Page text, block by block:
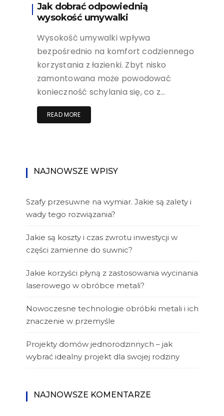
Jak dobrać odpowiednią
wysokość umywalki
Wysokość umywalki wpływa
bezpośrednio na komfort codziennego
korzystania z łazienki. Zbyt nisko
zamontowana może powodować
konieczność schylania się, co z…
READ MORE
NAJNOWSZE WPISY
Szafy przesuwne na wymiar. Jakie są zalety i
wady tego rozwiązania?
Jakie są koszty i czas zwrotu inwestycji w
części zamienne do suwnic?
Jakie korzyści płyną z zastosowania wycinania
laserowego w obróbce metali?
Nowoczesne technologie obróbki metali i ich
znaczenie w przemyśle
Projekty domów jednorodzinnych – jak
wybrać idealny projekt dla swojej rodziny
NAJNOWSZE KOMENTARZE